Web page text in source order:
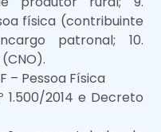
física (contribuinte
patronal; 10.
– Pessoa Física
1.500/2014 e Decreto